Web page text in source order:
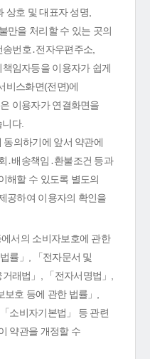
상호 및 대표자 성명,
만을 처리할 수 있는 곳의
번호․전자우편주소,
임자등을 이용자가 쉽게
비스화면(전면)에
이용자가 연결화면을
다.
의하기에 앞서 약관에
․배송책임․환불조건 등과
해할 수 있도록 별도의
공하여 이용자의 확인을
서의 소비자보호에 관한
률」, 「전자문서 및
래법」, 「전자서명법」,
호 등에 관한 법률」,
소비자기본법」 등 관련
약관을 개정할 수